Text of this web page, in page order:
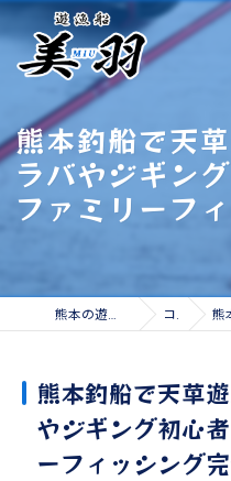
熊本釣船で天
ラバやジギン
ファミリーフ
熊本の遊漁船なら遊漁船 美羽 コラム 熊本釣
熊本釣船で天草
やジギング初心
ーフィッシング